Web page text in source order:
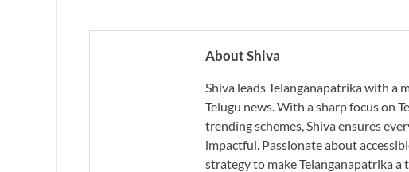
About Shiva
Shiva leads Telanganapatrika with
Telugu news. With a sharp focus on
trending schemes, Shiva ensures
impactful. Passionate about
strategy to make Telanganapatrika